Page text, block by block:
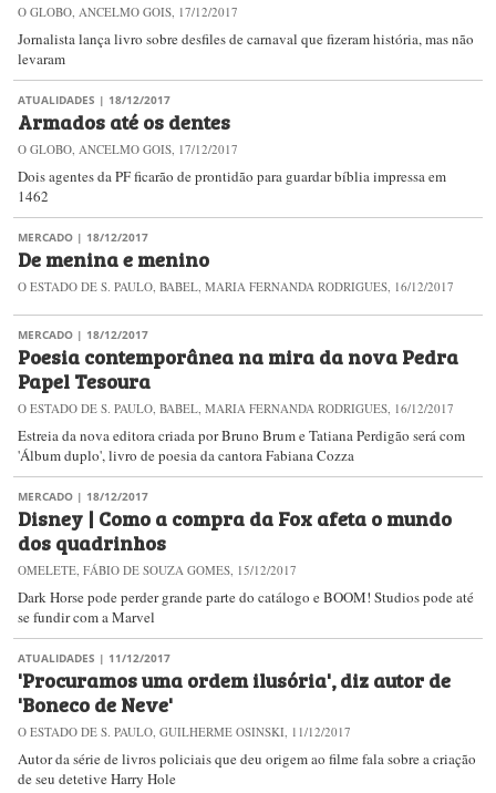
O GLOBO, ANCELMO GOIS, 17/12/2017
Jornalista lança livro sobre desfiles de carnaval que fizeram história, mas não
levaram
ATUALIDADES | 18/12/2017
Armados até os dentes
O GLOBO, ANCELMO GOIS, 17/12/2017
Dois agentes da PF ficarão de prontidão para guardar bíblia impressa em
1462
MERCADO | 18/12/2017
De menina e menino
O ESTADO DE S. PAULO, BABEL, MARIA FERNANDA RODRIGUES, 16/12/2017
MERCADO | 18/12/2017
Poesia contemporânea na mira da nova Pedra
Papel Tesoura
O ESTADO DE S. PAULO, BABEL, MARIA FERNANDA RODRIGUES, 16/12/2017
Estreia da nova editora criada por Bruno Brum e Tatiana Perdigão será com
'Álbum duplo', livro de poesia da cantora Fabiana Cozza
MERCADO | 18/12/2017
Disney | Como a compra da Fox afeta o mundo
dos quadrinhos
OMELETE, FÁBIO DE SOUZA GOMES, 15/12/2017
Dark Horse pode perder grande parte do catálogo e BOOM! Studios pode até
se fundir com a Marvel
ATUALIDADES | 11/12/2017
'Procuramos uma ordem ilusória', diz autor de
'Boneco de Neve'
O ESTADO DE S. PAULO, GUILHERME OSINSKI, 11/12/2017
Autor da série de livros policiais que deu origem ao filme fala sobre a criação
de seu detetive Harry Hole